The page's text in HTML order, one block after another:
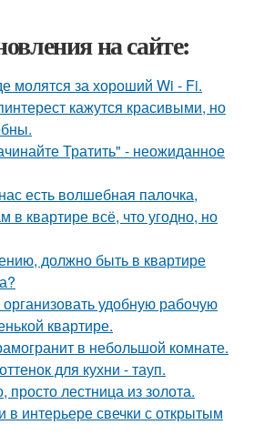
на сайте:
молятся за хороший Wi - Fi.
кажутся красивыми, но
Тратить" - неожиданное
есть волшебная палочка,
в квартире всё, что угодно, но
должно быть в квартире
удобную рабочую
квартире.
в небольшой комнате.
для кухни - тауп.
просто лестница из золота.
в интерьере свечки с открытым